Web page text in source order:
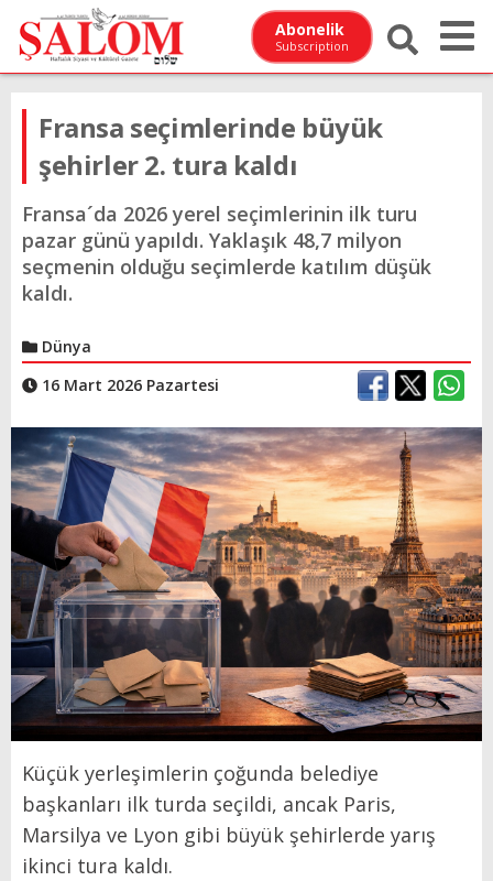
Abonelik
Subscription
Fransa seçimlerinde büyük
şehirler 2. tura kaldı
Fransa´da 2026 yerel seçimlerinin ilk turu
pazar günü yapıldı. Yaklaşık 48,7 milyon
seçmenin olduğu seçimlerde katılım düşük
kaldı.
Dünya
16 Mart 2026 Pazartesi
Küçük yerleşimlerin çoğunda belediye
başkanları ilk turda seçildi, ancak Paris,
Marsilya ve Lyon gibi büyük şehirlerde yarış
ikinci tura kaldı.